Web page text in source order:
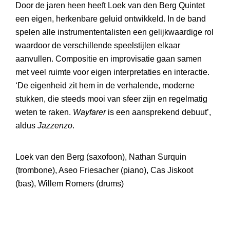
Door de jaren heen heeft Loek van den Berg Quintet
een eigen, herkenbare geluid ontwikkeld. In de band
spelen alle instrumententalisten een gelijkwaardige rol
waardoor de verschillende speelstijlen elkaar
aanvullen. Compositie en improvisatie gaan samen
met veel ruimte voor eigen interpretaties en interactie.
‘De eigenheid zit hem in de verhalende, moderne
stukken, die steeds mooi van sfeer zijn en regelmatig
weten te raken. Wayfareris een aansprekend debuut’,
aldus Jazzenzo.
Loek van den Berg (saxofoon), Nathan Surquin
(trombone), Aseo Friesacher (piano), Cas Jiskoot
(bas), Willem Romers (drums)